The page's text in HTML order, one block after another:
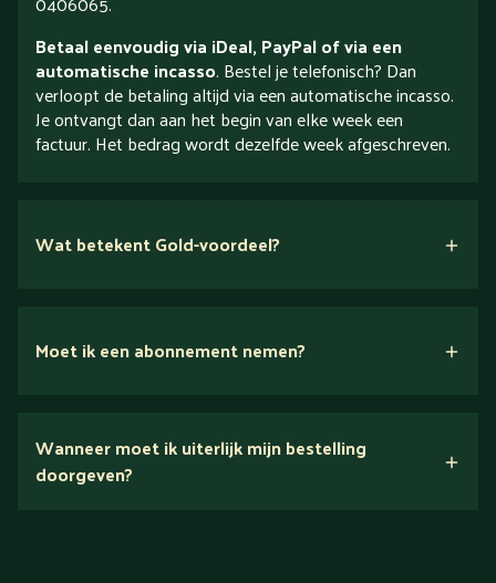
Betaal eenvoudig via iDeal, PayPal of via een
automatische incasso. Bestel je telefonisch? Dan
verloopt de betaling altijd via een automatische incasso.
Je ontvangt dan aan het begin van elke week een
factuur. Het bedrag wordt dezelfde week afgeschreven.
Wat betekent Gold-voordeel?
Ontdek alles over Gold
Moet ik een abonnement nemen?
Wanneer moet ik uiterlijk mijn bestelling
doorgeven?